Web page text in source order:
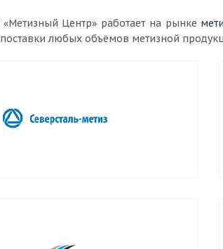
Центр» работает на рынке
любых объёмов метизной